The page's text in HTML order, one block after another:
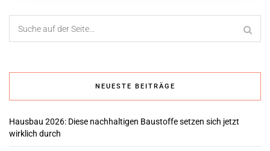
NEUESTE BEITRÄGE
Hausbau 2026: Diese nachhaltigen Baustoffe setzen sich jetzt
wirklich durch